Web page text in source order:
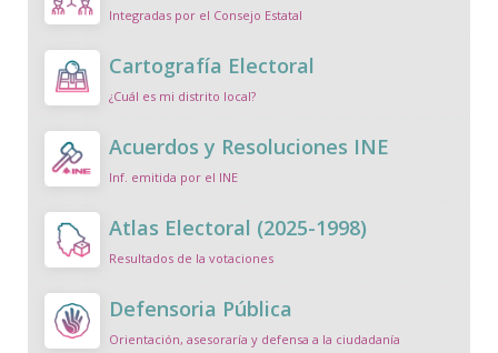
Integradas por el Consejo Estatal
Cartografía Electoral
¿Cuál es mi distrito local?
Acuerdos y Resoluciones INE
Inf. emitida por el INE
Atlas Electoral (2025-1998)
Resultados de la votaciones
Defensoria Pública
Orientación, asesoraría y defensa a la ciudadanía